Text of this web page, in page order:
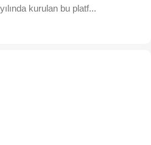
kurulan bu platf...